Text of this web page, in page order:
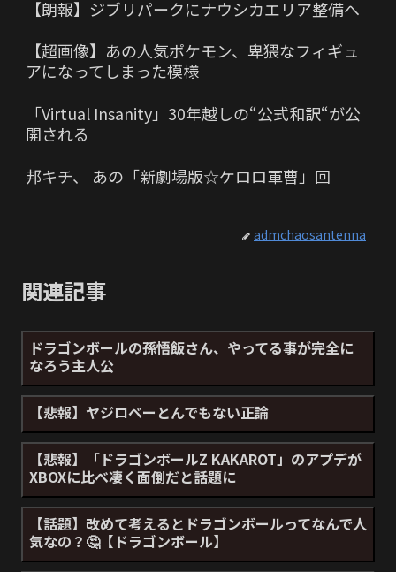
【朗報】ジブリパークにナウシカエリア整備へ
【超画像】あの人気ポケモン、卑猥なフィギュ
アになってしまった模様
「Virtual Insanity」30年越しの“公式和訳“が公
開される
邦キチ、 あの「新劇場版☆ケロロ軍曹」回
admchaosantenna
関連記事
ドラゴンボールの孫悟飯さん、やってる事が完全に
なろう主人公
【悲報】ヤジロベーとんでもない正論
【悲報】「ドラゴンボールZ KAKAROT」のアプデが
XBOXに比べ凄く面倒だと話題に
【話題】改めて考えるとドラゴンボールってなんで人
気なの？🤔【ドラゴンボール】